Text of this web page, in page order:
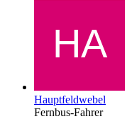
Hauptfeldwebel
Fernbus-Fahrer